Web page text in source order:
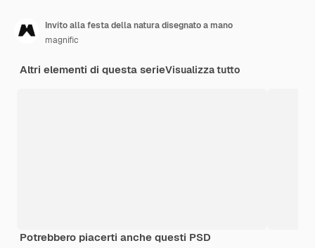
Invito alla festa della natura disegnato a mano
magnific
Altri elementi di questa serieVisualizza tutto
Potrebbero piacerti anche questi PSD